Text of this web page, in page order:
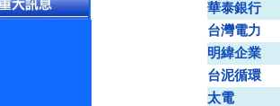
華泰銀行
台灣電力
明緯企業
台泥循環
太電